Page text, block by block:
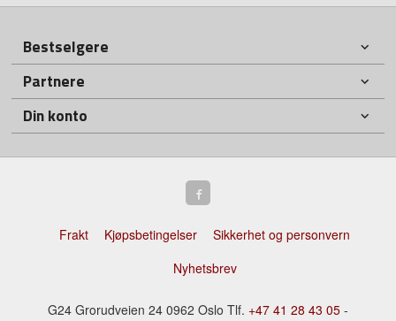
Bestselgere
Partnere
Din konto
Frakt Kjøpsbetingelser
Sikkerhet og personvern
Nyhetsbrev
G24 Grorudveien 24 0962 Oslo Tlf. +47 41 28 43 05 -